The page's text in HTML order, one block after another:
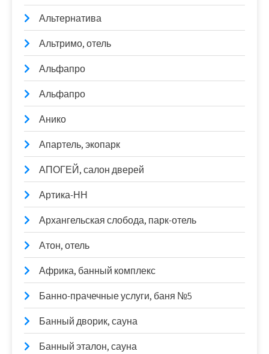
Альтернатива
Альтримо, отель
Альфапро
Альфапро
Анико
Апартель, экопарк
АПОГЕЙ, салон дверей
Артика-НН
Архангельская слобода, парк-отель
Атон, отель
Африка, банный комплекс
Банно-прачечные услуги, баня №5
Банный дворик, сауна
Банный эталон, сауна